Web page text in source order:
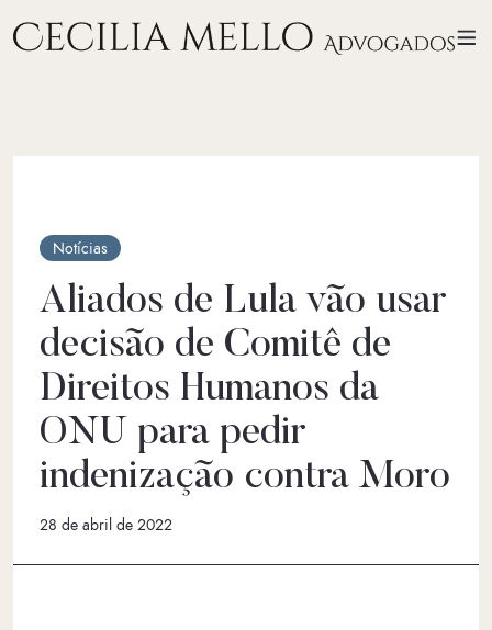
Notícias
Aliados de Lula vão usar
decisão de Comitê de
Direitos Humanos da
ONU para pedir
indenização contra Moro
28 de abril de 2022